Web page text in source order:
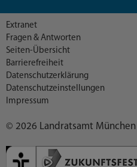
© 2026 Landratsamt München
Extranet
Fragen & Antworten
Seiten-Übersicht
Barrierefreiheit
Datenschutzerklärung
Datenschutzeinstellungen
Impressum